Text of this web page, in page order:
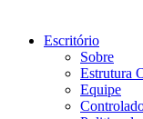
Escritório
Sobre
Estrutura
Equipe